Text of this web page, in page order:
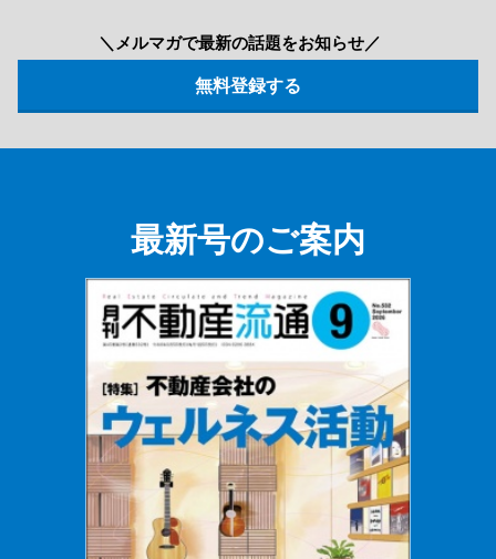
＼メルマガで最新の話題をお知らせ／
最新号のご案内